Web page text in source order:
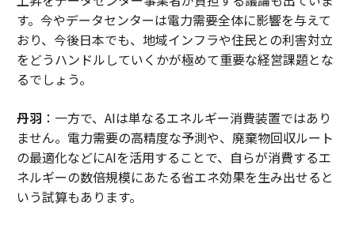
す。今やデータセンターは電力需要全体に影響を与えて
おり、今後日本でも、地域インフラや住民との利害対立
をどうハンドルしていくかが極めて重要な経営課題とな
るでしょう。
丹羽 ：一方で、AIは単なるエネルギー消費装置ではあり
ません。電力需要の高精度な予測や、廃棄物回収ルート
の最適化などにAIを活用することで、自らが消費するエ
ネルギーの数倍規模にあたる省エネ効果を生み出せると
いう試算もあります。